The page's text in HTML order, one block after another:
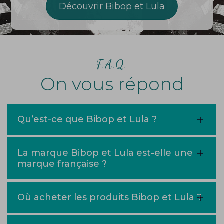
Découvrir Bibop et Lula
F.A.Q.
On vous répond
Qu’est-ce que Bibop et Lula ?
La marque Bibop et Lula est-elle une
marque française ?
Où acheter les produits Bibop et Lula ?